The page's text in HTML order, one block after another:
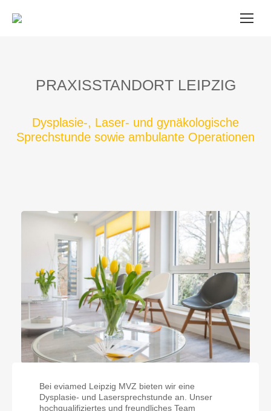
PRAXISSTANDORT LEIPZIG
Dysplasie-, Laser- und gynäkologische
Sprechstunde sowie ambulante Operationen
Bei eviamed Leipzig MVZ bieten wir eine
Dysplasie- und Lasersprechstunde an. Unser
hochqualifiziertes und freundliches Team